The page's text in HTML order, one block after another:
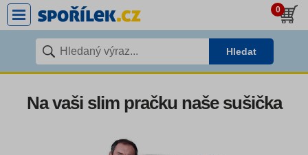
0
Hledat
Na vaši slim pračku naše sušička